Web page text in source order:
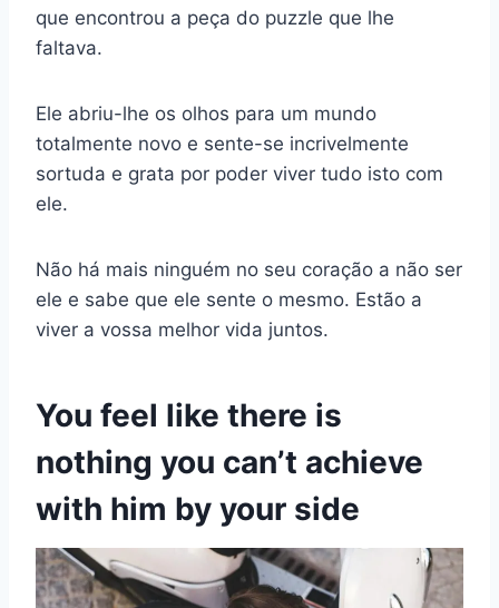
que encontrou a peça do puzzle que lhe
faltava.
Ele abriu-lhe os olhos para um mundo
totalmente novo e sente-se incrivelmente
sortuda e grata por poder viver tudo isto com
ele.
Não há mais ninguém no seu coração a não ser
ele e sabe que ele sente o mesmo. Estão a
viver a vossa melhor vida juntos.
You feel like there is
nothing you can’t achieve
with him by your side